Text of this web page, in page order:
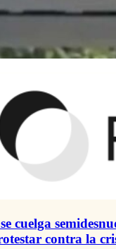
cuelga
contra la